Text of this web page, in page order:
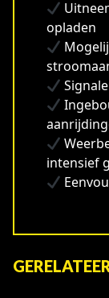
opladen
intensief